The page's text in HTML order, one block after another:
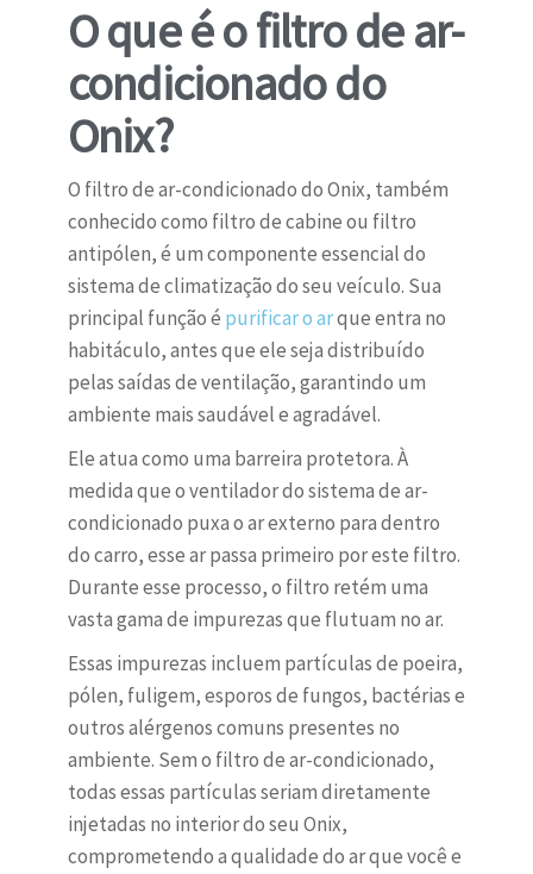
O que é o filtro de ar-
condicionado do
Onix?
O filtro de ar-condicionado do Onix, também
conhecido como filtro de cabine ou filtro
antipólen, é um componente essencial do
sistema de climatização do seu veículo. Sua
principal função é purificar o arque entra no
habitáculo, antes que ele seja distribuído
pelas saídas de ventilação, garantindo um
ambiente mais saudável e agradável.
Ele atua como uma barreira protetora. À
medida que o ventilador do sistema de ar-
condicionado puxa o ar externo para dentro
do carro, esse ar passa primeiro por este filtro.
Durante esse processo, o filtro retém uma
vasta gama de impurezas que flutuam no ar.
Essas impurezas incluem partículas de poeira,
pólen, fuligem, esporos de fungos, bactérias e
outros alérgenos comuns presentes no
ambiente. Sem o filtro de ar-condicionado,
todas essas partículas seriam diretamente
injetadas no interior do seu Onix,
comprometendo a qualidade do ar que você e